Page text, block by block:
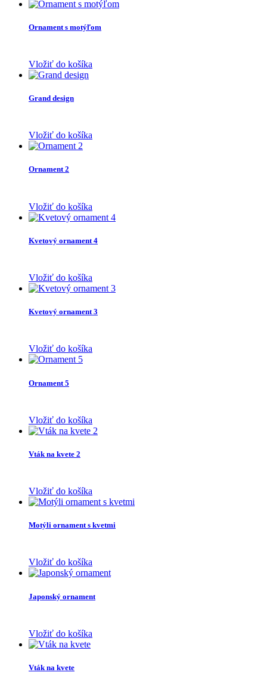
Ornament s motýľom
Vložiť do košíka
Grand design
Vložiť do košíka
Ornament 2
Vložiť do košíka
Kvetový ornament 4
Vložiť do košíka
Kvetový ornament 3
Vložiť do košíka
Ornament 5
Vložiť do košíka
Vták na kvete 2
Vložiť do košíka
Motýli ornament s kvetmi
Vložiť do košíka
Japonský ornament
Vložiť do košíka
Vták na kvete